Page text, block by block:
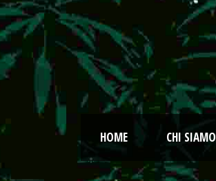
HOME CHI SIAMO